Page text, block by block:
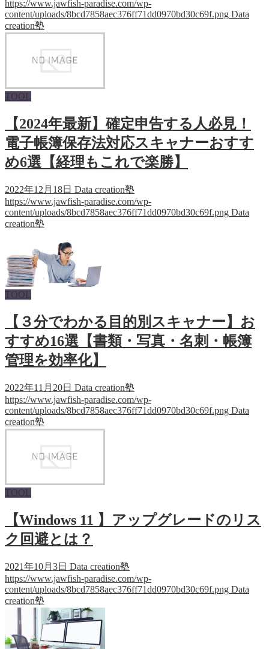
https://www.jawfish-paradise.com/wp-
content/uploads/8bcd7858aec376ff71dd0970bd30c69f.png Data
creation塾
TOOL
【2024年最新】確定申告する人必見！
電子帳簿保存法対応スキャナーおすす
め6選【経理もこれで楽勝】
2022年12月18日 Data creation塾
https://www.jawfish-paradise.com/wp-
content/uploads/8bcd7858aec376ff71dd0970bd30c69f.png Data
creation塾
TOOL
【３分でわかる目的別スキャナー】お
すすめ16選【書類・写真・名刺・帳簿
管理を効率化】
2022年11月20日 Data creation塾
https://www.jawfish-paradise.com/wp-
content/uploads/8bcd7858aec376ff71dd0970bd30c69f.png Data
creation塾
TOOL
【Windows 11 】アップグレードのリス
ク回避とは？
2021年10月3日 Data creation塾
https://www.jawfish-paradise.com/wp-
content/uploads/8bcd7858aec376ff71dd0970bd30c69f.png Data
creation塾